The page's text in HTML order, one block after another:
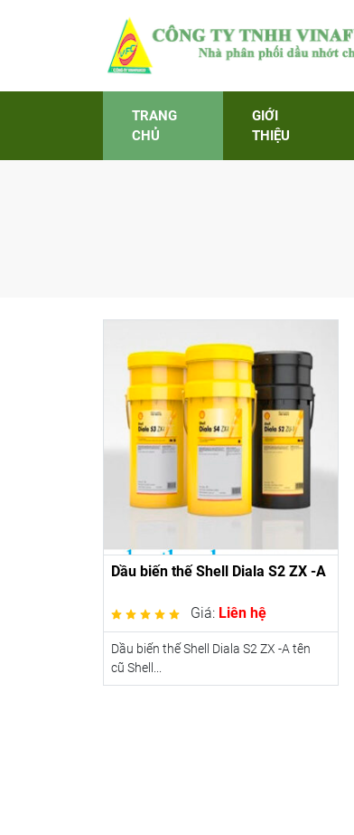
TRANG
CHỦ
GIỚI
THIỆU
Dầu biến thế Shell Diala S2 ZX -A
Giá: Liên hệ
Dầu biến thế Shell Diala S2 ZX -A tên
cũ Shell...